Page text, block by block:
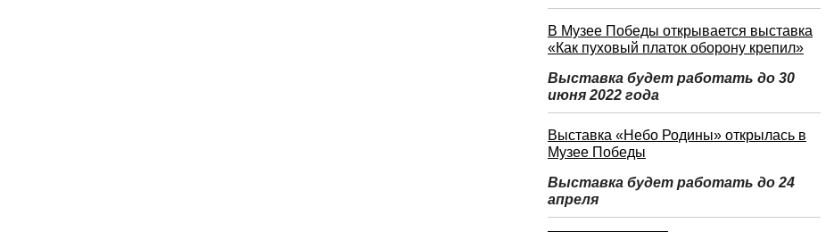
В Музее Победы открывается выставка
«Как пуховый платок оборону крепил»
Выставка будет работать до 30
июня 2022 года
Выставка «Небо Родины» открылась в
Музее Победы
Выставка будет работать до 24
апреля